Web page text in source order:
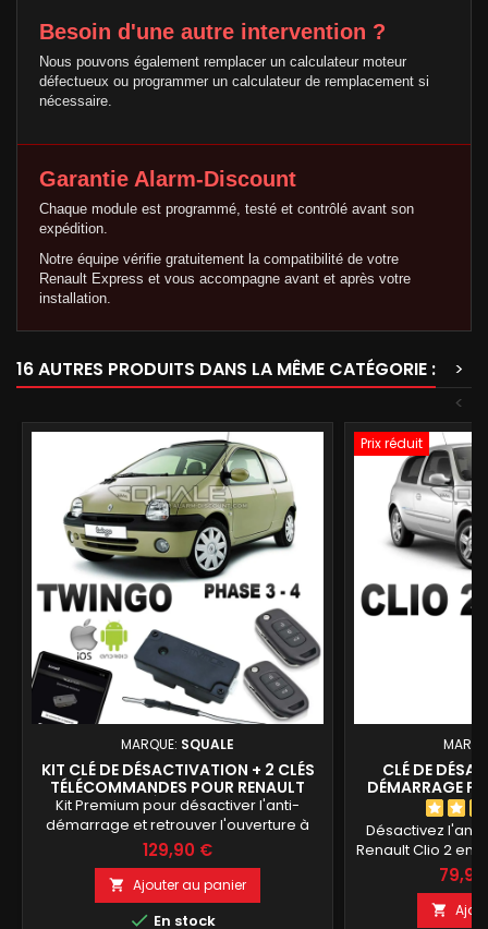
Besoin d'une autre intervention ?
Nous pouvons également remplacer un calculateur moteur
défectueux ou programmer un calculateur de remplacement si
nécessaire.
Garantie Alarm-Discount
Chaque module est programmé, testé et contrôlé avant son
expédition.
Notre équipe vérifie gratuitement la compatibilité de votre
Renault Express et vous accompagne avant et après votre
installation.
16 AUTRES PRODUITS DANS LA MÊME CATÉGORIE :
>
<
MARQUE: SQUALE
KIT CLÉ DE DÉSACTIVATION + 2 CLÉS
TÉLÉCOMMANDES POUR RENAULT
TWINGO 1 À PARTIR DE 2001
Kit Premium pour désactiver l'anti-
démarrage et retrouver l'ouverture à
distance de votre Renault Twingo 1 Phase
3 ou 4. Comprend une clé de
désactivation et deux clés
télécommandes neuves prêtes à
l'emploi. Aucun code PIN ni
129,90 €
 Ajouter au panier
 En stock
Prix réduit
CLÉ DE
DÉMARRAGE
PHASE
Désactivez
Renault Clio 2 en
Clio 2 Phase
modèles à
